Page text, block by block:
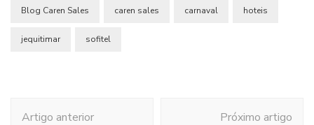
Blog Caren Sales caren sales carnaval hoteis
jequitimar sofitel
Artigo anterior Próximo artigo